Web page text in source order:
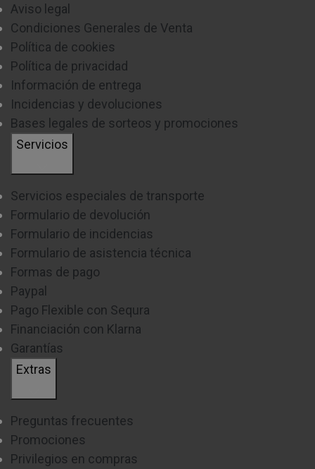
Aviso legal
Condiciones Generales de Venta
Política de cookies
Política de privacidad
Información de entrega
Incidencias y devoluciones
Bases legales de sorteos y promociones
Servicios
Servicios especiales de transporte
Formulario de devolución
Formulario de incidencias
Formulario de asistencia técnica
Formas de pago
Paypal
Pago Flexible con Sequra
Financiación con Klarna
Garantías
Extras
Preguntas frecuentes
Promociones
Privilegios en compras